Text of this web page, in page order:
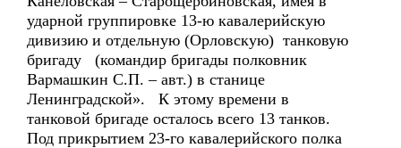
ударной группировке 13-ю кавалерийскую
дивизию и отдельную (Орловскую) танковую
бригаду (командир бригады полковник
Вармашкин С.П. – авт.) в станице
Ленинградской». К этому времени в
танковой бригаде осталось всего 13 танков.
Под прикрытием 23-го кавалерийского полка